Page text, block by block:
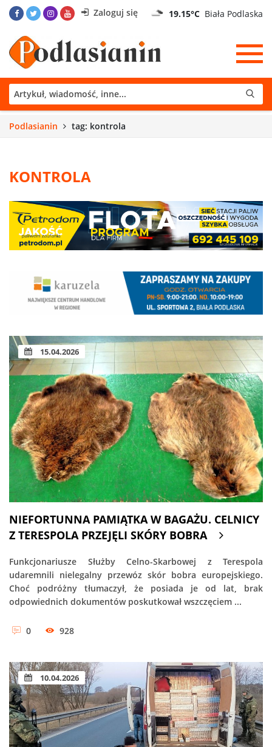
Zaloguj się 19.15°C Biała Podlaska
Podlasianin tag: kontrola
KONTROLA
15.04.2026
NIEFORTUNNA PAMIĄTKA W BAGAŻU. CELNICY
Z TERESPOLA PRZEJĘLI SKÓRY BOBRA
Funkcjonariusze Służby Celno-Skarbowej z Terespola
udaremnili nielegalny przewóz skór bobra europejskiego.
Choć podróżny tłumaczył, że posiada je od lat, brak
odpowiednich dokumentów poskutkował wszczęciem ...
0 928
10.04.2026